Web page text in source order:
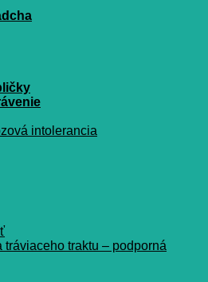
intolerancia
traktu – podporná